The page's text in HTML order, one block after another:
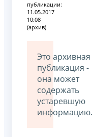
публикации:
11.05.2017
10:08
(архив)
Это архивная
публикация -
она может
содержать
устаревшую
информацию.